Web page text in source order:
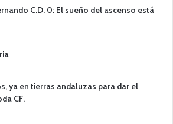
C.D. 0: El sueño del ascenso está
ya en tierras andaluzas para dar el
CF.